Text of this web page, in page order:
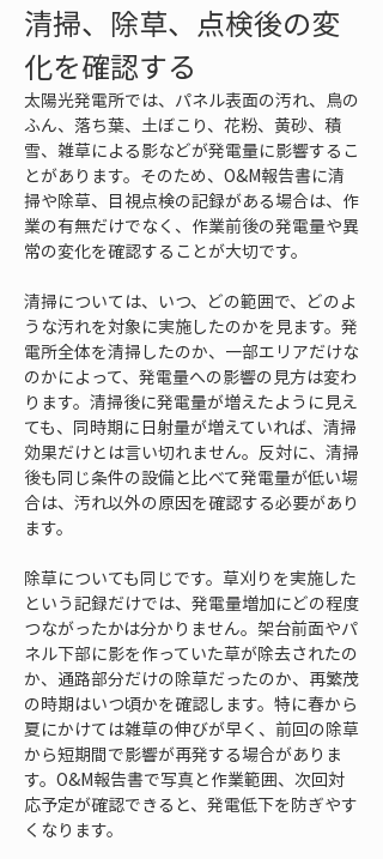
清掃、除草、点検後の変
化を確認する
太陽光発電所では、パネル表面の汚れ、鳥の
ふん、落ち葉、土ぼこり、花粉、黄砂、積
雪、雑草による影などが発電量に影響するこ
とがあります。そのため、O&M報告書に清
掃や除草、目視点検の記録がある場合は、作
業の有無だけでなく、作業前後の発電量や異
常の変化を確認することが大切です。
清掃については、いつ、どの範囲で、どのよ
うな汚れを対象に実施したのかを見ます。発
電所全体を清掃したのか、一部エリアだけな
のかによって、発電量への影響の見方は変わ
ります。清掃後に発電量が増えたように見え
ても、同時期に日射量が増えていれば、清掃
効果だけとは言い切れません。反対に、清掃
後も同じ条件の設備と比べて発電量が低い場
合は、汚れ以外の原因を確認する必要があり
ます。
除草についても同じです。草刈りを実施した
という記録だけでは、発電量増加にどの程度
つながったかは分かりません。架台前面やパ
ネル下部に影を作っていた草が除去されたの
か、通路部分だけの除草だったのか、再繁茂
の時期はいつ頃かを確認します。特に春から
夏にかけては雑草の伸びが早く、前回の除草
から短期間で影響が再発する場合がありま
す。O&M報告書で写真と作業範囲、次回対
応予定が確認できると、発電低下を防ぎやす
くなります。